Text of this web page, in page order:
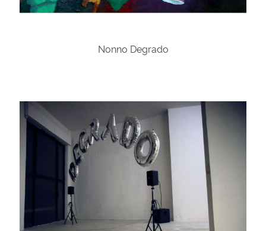
Nonno Degrado